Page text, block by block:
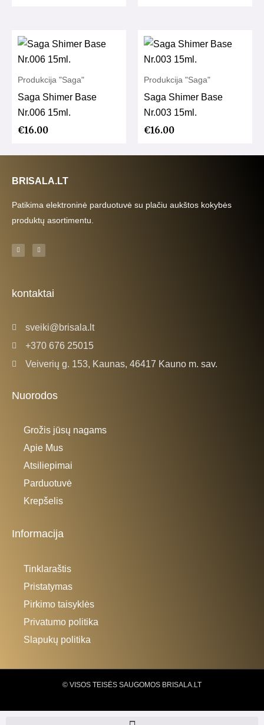
Produkcija "Saga"
Saga Shimer Base
Nr.006 15ml.
€16.00
Produkcija "Saga"
Saga Shimer Base
Nr.003 15ml.
€16.00
BRISALA.LT
Patikima elektroninė parduotuvė su plačiu aukštos kokybės
produktų asortimentu.
F
a
c
-
f
I
n
s
m
kontaktai
sveiki@brisala.lt
+370 676 25015
Veiverių g. 153, Kaunas, 46417 Kauno m. sav.
Nuorodos
Grožis jūsų nagams
Apie Mus
Atsiliepimai
Parduotuvė
Krepšelis
Informacija
Tinklaraštis
Pristatymas
Pirkimo taisyklės
Privatumo politika
Slapukų politika
© VISOS TEISĖS SAUGOMOS BRISALA.LT